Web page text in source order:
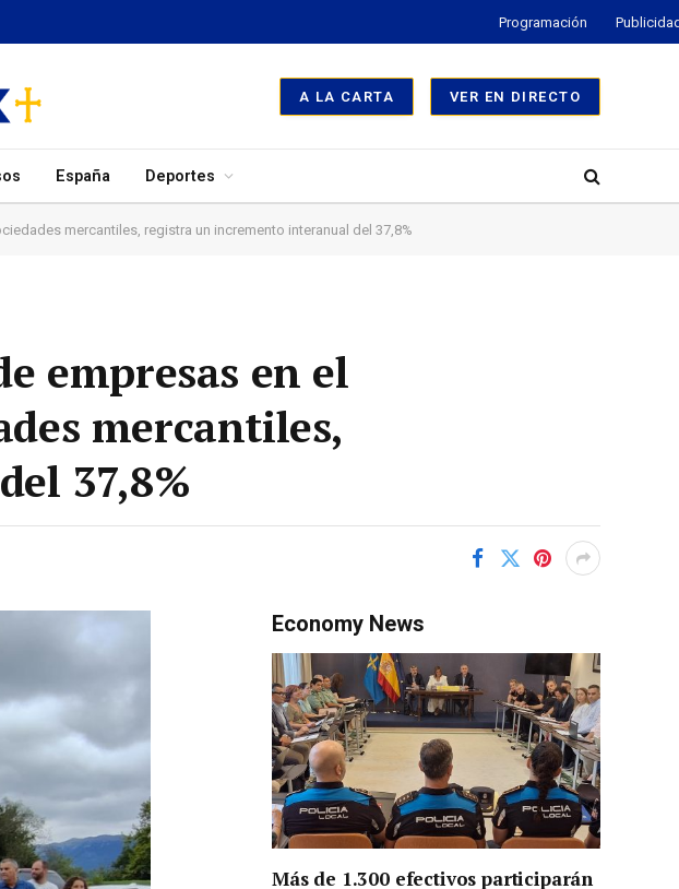
Programación
A LA CARTA VER EN DIRECTO
España Deportes
mercantiles, registra un incremento interanual del 37,8%
empresas en el
mercantiles,
37,8%
Economy News
Más de 1.300 efectivos participarán